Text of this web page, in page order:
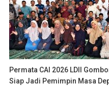
Permata CAI 2026 LDII
Siap Jadi Pemimpin Masa